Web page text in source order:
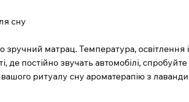
сну
матрац. Температура, освітлення
де постійно звучать автомобілі,
ритуалу сну ароматерапію з